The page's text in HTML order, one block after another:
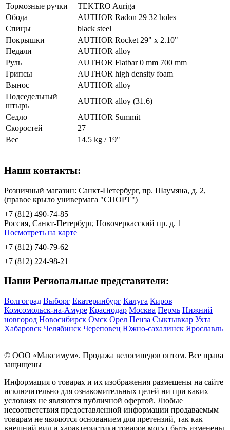
Тормозные ручки
TEKTRO Auriga
Обода
AUTHOR Radon 29 32 holes
Спицы
black steel
Покрышки
AUTHOR Rocket 29" x 2.10"
Педали
AUTHOR alloy
Руль
AUTHOR Flatbar 0 mm 700 mm
Грипсы
AUTHOR high density foam
Вынос
AUTHOR alloy
Подседельный
штырь
AUTHOR alloy (31.6)
Седло
AUTHOR Summit
Скоростей
27
Вес
14.5 kg / 19"
Наши контакты:
Розничный магазин: Санкт-Петербург, пр. Шаумяна, д. 2,
(правое крыло универмага "СПОРТ")
+7 (812) 490-74-85
Россия, Санкт-Петербург, Новочеркасский пр. д. 1
Посмотреть на карте
+7 (812) 740-79-62
+7 (812) 224-98-21
Наши Региональные представители:
Волгоград Выборг Екатеринбург Калуга Киров
Комсомольск-на-Амуре Краснодар Москва Пермь Нижний
новгород Новосибирск Омск Орел Пенза Сыктывкар Ухта
Хабаровск Челябинск Череповец Южно-сахалинск Ярославль
© OOO «Максимум». Продажа велосипедов оптом. Все права
защищены
Информация о товарах и их изображения размещены на сайте
исключительно для ознакомительных целей ни при каких
условиях не являются публичной офертой. Любые
несоответствия предоставленной информации продаваемым
товарам не являются основанием для претензий, так как
внешний вид и характеристики товаров могут быть изменены